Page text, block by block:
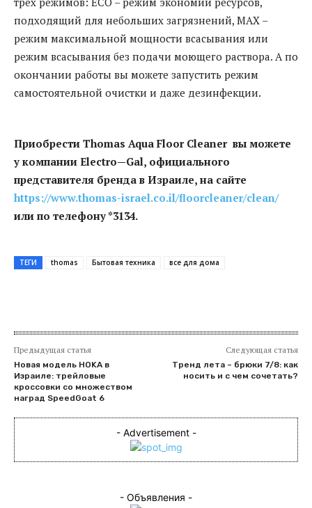
подходящий для небольших загрязнений, MAX –
режим максимальной мощности всасывания или
режим всасывания без подачи моющего раствора. А по
окончании работы вы можете запустить режим
самостоятельной очистки и даже дезинфекции.
Приобрести Thomas Aqua Floor Cleanerвы можете
у компании Electro—Gal, официального
представителя бренда в Израиле, на сайте
https://www.thomas-israel.co.il/floorcleaner/clean/
или по телефону *3134.
ТЕГИ thomas Бытовая техника все для дома
Предыдущая статья
Новая модель HOKA в
Израиле: трейловые
кроссовки со множеством
наград SpeedGoat 6
Следующая статья
Тренд лета – брюки 7/8: как
носить и с чем сочетать?
- Advertisement -
- Объявления -